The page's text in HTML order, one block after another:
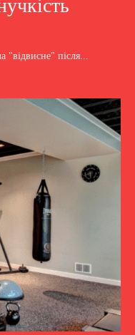
"відвисне" після...